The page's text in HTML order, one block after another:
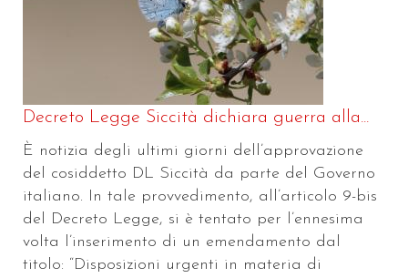
Decreto Legge Siccità dichiara guerra alla...
È notizia degli ultimi giorni dell’approvazione
del cosiddetto DL Siccità da parte del Governo
italiano. In tale provvedimento, all’articolo 9-bis
del Decreto Legge, si è tentato per l’ennesima
volta l’inserimento di un emendamento dal
titolo: “Disposizioni urgenti in materia di